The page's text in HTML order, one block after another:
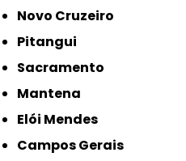
Novo Cruzeiro
Pitangui
Sacramento
Mantena
Elói Mendes
Campos Gerais